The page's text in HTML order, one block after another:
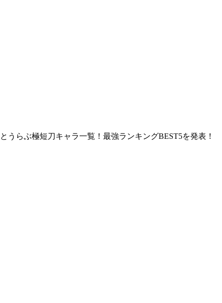
とうらぶ極短刀キャラ一覧！最強ランキングBEST5を発表！